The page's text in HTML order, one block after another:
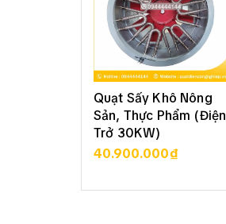
Quạt Sấy Khô Nông
Sản, Thực Phẩm (Điện
Trở 30KW)
40.900.000₫
XEM CHI TIẾT